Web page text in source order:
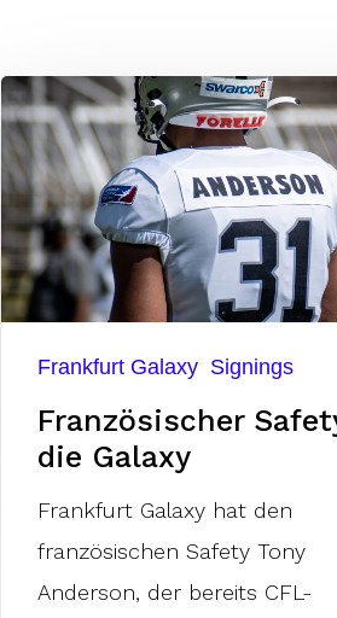
Französischer
Safety
für
die
Galaxy
Frankfurt Galaxy Signings
Französischer
die Galaxy
Frankfurt Galaxy hat den
französischen Safety Tony
Anderson, der bereits CFL-